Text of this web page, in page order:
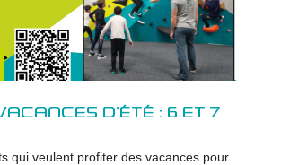
D’ÉTÉ : 6 ET 7
qui veulent profiter des vacances pour